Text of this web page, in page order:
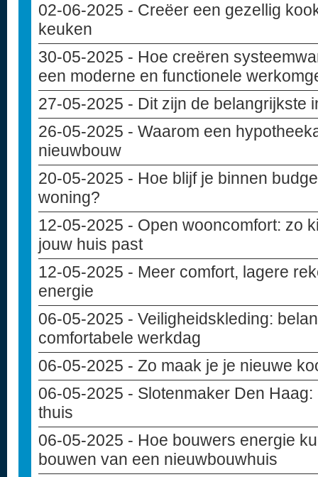
02-06-2025 - Creëer een gezellig
keuken
30-05-2025 - Hoe creëren
een moderne en functionele
27-05-2025 - Dit zijn de belangrijkste
26-05-2025 - Waarom een
nieuwbouw
20-05-2025 - Hoe blijf je binnen
woning?
12-05-2025 - Open wooncomfort: zo
jouw huis past
12-05-2025 - Meer comfort, lagere
energie
06-05-2025 - Veiligheidskleding:
comfortabele werkdag
06-05-2025 - Zo maak je je nieuwe
06-05-2025 - Slotenmaker Den
thuis
06-05-2025 - Hoe bouwers energie
bouwen van een nieuwbouwhuis